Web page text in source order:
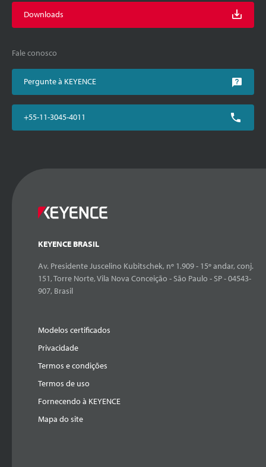
Downloads
Fale conosco
Pergunte à KEYENCE
+55-11-3045-4011
KEYENCE BRASIL
Av. Presidente Juscelino Kubitschek, nº 1.909 - 15º andar, conj.
151, Torre Norte, Vila Nova Conceição - São Paulo - SP - 04543-
907, Brasil
Modelos certificados
Privacidade
Termos e condições
Termos de uso
Fornecendo à KEYENCE
Mapa do site